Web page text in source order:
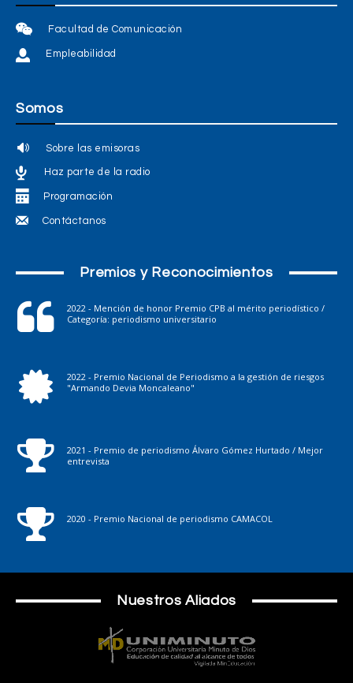
Facultad de Comunicación
Empleabilidad
Somos
Sobre las emisoras
Haz parte de la radio
Programación
Contáctanos
Premios y Reconocimientos
2022 - Mención de honor Premio CPB al mérito periodístico /
Categoría: periodismo universitario
2022 - Premio Nacional de Periodismo a la gestión de riesgos
"Armando Devia Moncaleano"
2021 - Premio de periodismo Álvaro Gómez Hurtado / Mejor
entrevista
2020 - Premio Nacional de periodismo CAMACOL
Nuestros Aliados